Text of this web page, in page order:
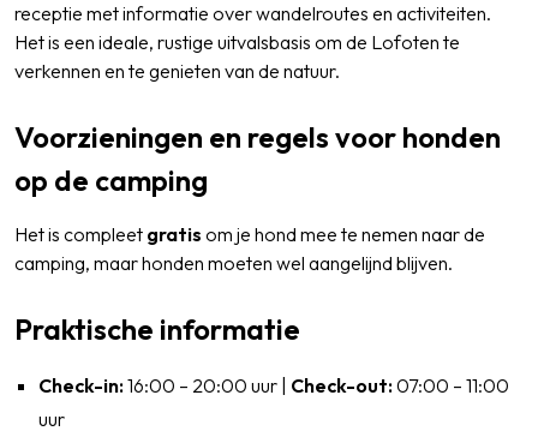
receptie met informatie over wandelroutes en activiteiten.
Het is een ideale, rustige uitvalsbasis om de Lofoten te
verkennen en te genieten van de natuur.
Voorzieningen en regels voor honden
op de camping
Het is compleet gratis om je hond mee te nemen naar de
camping, maar honden moeten wel aangelijnd blijven.
Praktische informatie
Check-in:16:00 – 20:00 uur | Check-out:07:00 – 11:00
uur